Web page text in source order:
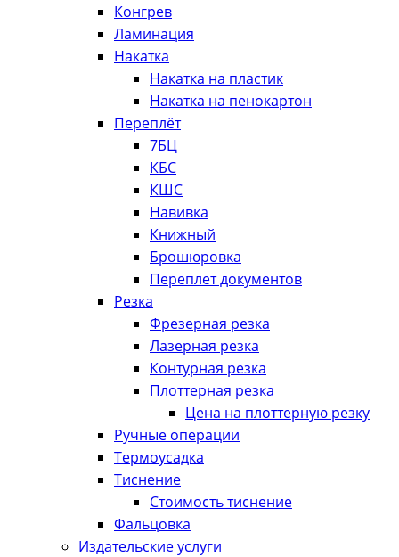
Конгрев
Ламинация
Накатка
Накатка на пластик
Накатка на пенокартон
Переплёт
7БЦ
КБС
КШС
Навивка
Книжный
Брошюровка
Переплет документов
Резка
Фрезерная резка
Лазерная резка
Контурная резка
Плоттерная резка
Цена на плоттерную резку
Ручные операции
Термоусадка
Тиснение
Стоимость тиснение
Фальцовка
Издательские услуги